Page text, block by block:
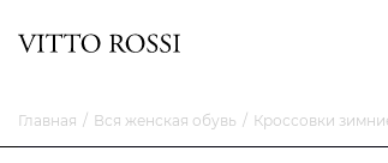
Главная Вся женская обувь Кроссовки